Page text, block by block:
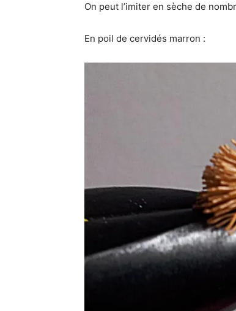
On peut l’imiter en sèche de
En poil de cervidés marron :